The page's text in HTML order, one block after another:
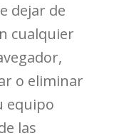
dejar de
cualquier
o eliminar
equipo
las